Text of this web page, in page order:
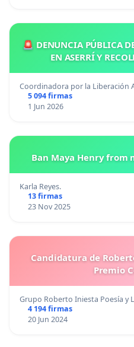
🚨 DENUNCIA PÚBLICA
EN ASERRÍ Y
Coordinadora por la Liberación
5 094 firmas
1 Jun 2026
Ban Maya Henry from
Karla Reyes.
13 firmas
23 Nov 2025
Candidatura de
Premio
Grupo Roberto Iniesta Poesía y
4 194 firmas
20 Jun 2024